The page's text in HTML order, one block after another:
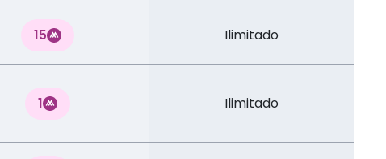
15 Ilimitado
1 Ilimitado